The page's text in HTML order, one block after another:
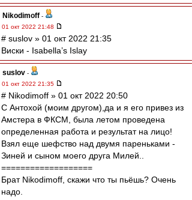
Nikodimoff -
01 окт 2022 21:48
# suslov » 01 окт 2022 21:35
Виски - Isabella’s Islay
suslov -
01 окт 2022 21:35
# Nikodimoff » 01 окт 2022 20:50
С Антохой (моим другом),да и я его привез из
Амстера в ФКСМ, была летом проведена
определенная работа и результат на лицо!
Взял еще шефство над двумя пареньками -
Зиней и сыном моего друга Милей..
===================
Брат Nikodimoff, скажи что ты пьёшь? Очень
надо.